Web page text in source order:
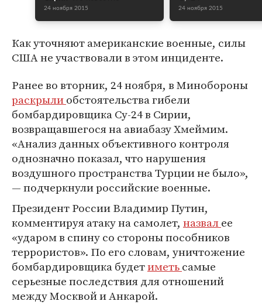
24 ноября 2015 24 ноября 2015
Как уточняют американские военные, силы
США не участвовали в этом инциденте.
Ранее во вторник, 24 ноября, в Минобороны
раскрылиобстоятельства гибели
бомбардировщика Су-24 в Сирии,
возвращавшегося на авиабазу Хмеймим.
«Анализ данных объективного контроля
однозначно показал, что нарушения
воздушного пространства Турции не было»,
— подчеркнули российские военные.
Президент России Владимир Путин,
комментируя атаку на самолет, назвалее
«ударом в спину со стороны пособников
террористов». По его словам, уничтожение
бомбардировщика будетиметьсамые
серьезные последствия для отношений
между Москвой и Анкарой.